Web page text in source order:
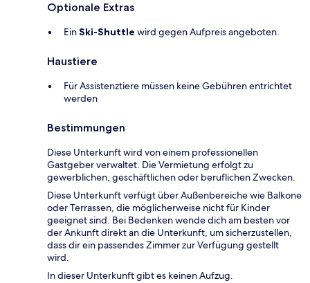
Optionale Extras
EinSki-Shuttle wird gegen Aufpreis angeboten.
Haustiere
Für Assistenztiere müssen keine Gebühren entrichtet
werden
Bestimmungen
Diese Unterkunft wird von einem professionellen
Gastgeber verwaltet. Die Vermietung erfolgt zu
gewerblichen, geschäftlichen oder beruflichen Zwecken.
Diese Unterkunft verfügt über Außenbereiche wie Balkone
oder Terrassen, die möglicherweise nicht für Kinder
geeignet sind. Bei Bedenken wende dich am besten vor
der Ankunft direkt an die Unterkunft, um sicherzustellen,
dass dir ein passendes Zimmer zur Verfügung gestellt
wird.
In dieser Unterkunft gibt es keinen Aufzug.